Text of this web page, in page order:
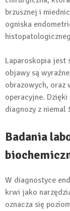
brzusznej i
ogniska
Laparoskopia jest
objawy są
obrazowych, oraz
operacyjne.
diagnozy z niemal
Badania
W diagnostyce
krwi jako
oznacza się